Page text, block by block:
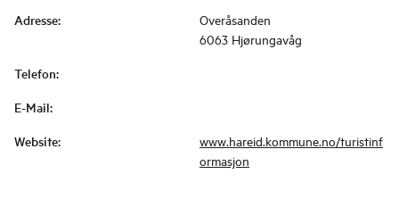
Adresse:
Overåsanden
6063 Hjørungavåg
Telefon:
E-Mail:
Website:
www.hareid.kommune.no/turistinf
ormasjon